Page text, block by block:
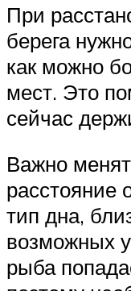
При
берега
как можно
мест. Это
сейчас
Важно
расстояние
тип дна,
возможных
рыба